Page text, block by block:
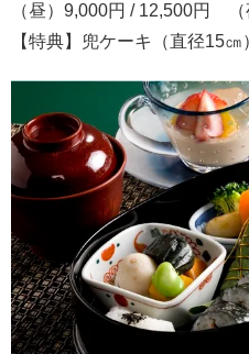
（昼）9,000円 / 12,500円 （
【特典】兜ケーキ（直径15㎝